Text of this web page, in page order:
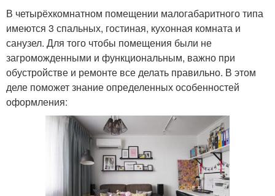
В четырёхкомнатном помещении малогабаритного типа
имеются 3 спальных, гостиная, кухонная комната и
санузел. Для того чтобы помещения были не
загроможденными и функциональным, важно при
обустройстве и ремонте все делать правильно. В этом
деле поможет знание определенных особенностей
оформления: